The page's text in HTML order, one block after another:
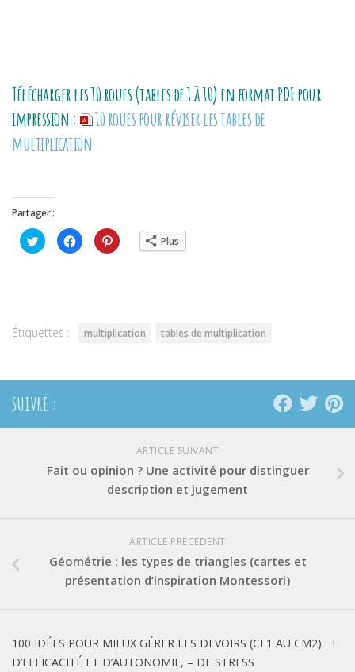
Télécharger les 10 roues (tables de 1 à 10) en format PDF pour
impression :
10 roues pour réviser les tables de
multiplication
Partager :
Cliquez
pour
partager
Cliquez
pour
partager
Cliquez
pour Plus
Étiquettes : multiplication tables de multiplication
SUIVRE :
ARTICLE SUIVANT
Fait ou opinion ? Une activité pour distinguer
description et jugement
ARTICLE PRÉCÉDENT
Géométrie : les types de triangles (cartes et
présentation d’inspiration Montessori)
100 IDÉES POUR MIEUX GÉRER LES DEVOIRS (CE1 AU CM2) : +
D’EFFICACITÉ ET D’AUTONOMIE, – DE STRESS